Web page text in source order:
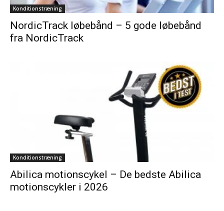
Konditionstræning
NordicTrack løbebånd – 5 gode løbebånd
fra NordicTrack
Konditionstræning
Abilica motionscykel – De bedste Abilica
motionscykler i 2026